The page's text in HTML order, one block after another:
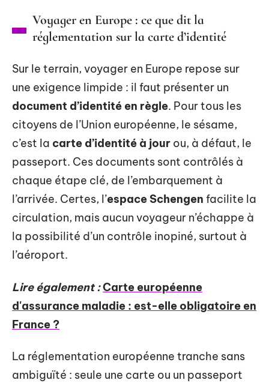
Voyager en Europe : ce que dit la
réglementation sur la carte d’identité
Sur le terrain, voyager en Europe repose sur
une exigence limpide : il faut présenter un
document d’identité en règle. Pour tous les
citoyens de l’Union européenne, le sésame,
c’est la carte d’identité à jour ou, à défaut, le
passeport. Ces documents sont contrôlés à
chaque étape clé, de l’embarquement à
l’arrivée. Certes, l’espace Schengen facilite la
circulation, mais aucun voyageur n’échappe à
la possibilité d’un contrôle inopiné, surtout à
l’aéroport.
Lire également :Carte européenne
d'assurance maladie : est-elle obligatoire en
France ?
La réglementation européenne tranche sans
ambiguïté : seule une carte ou un passeport